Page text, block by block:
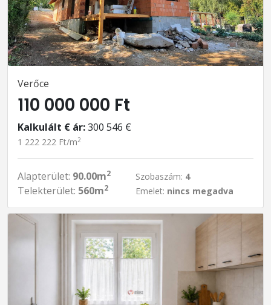
Verőce
110 000 000 Ft
Kalkulált € ár:300 546 €
1 222 222 Ft/m2
Alapterület: 90.00m2
Telekterület: 560m2
Szobaszám: 4
Emelet: nincs megadva